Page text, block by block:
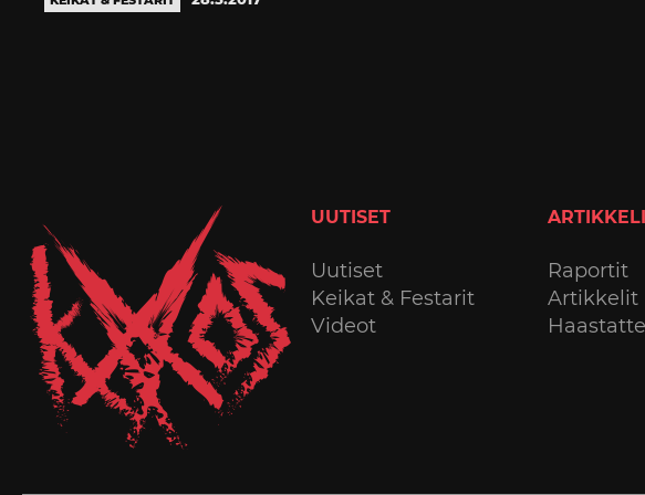
UUTISET
Uutiset
Keikat & Festarit
Videot
Raportit
Artikkelit